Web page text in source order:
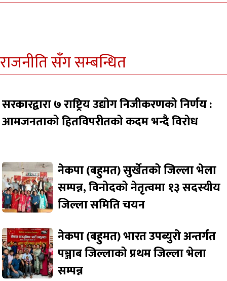
राजनीति सँग सम्बन्धित
सरकारद्वारा ७ राष्ट्रिय उद्योग निजीकरणको निर्णय :
आमजनताको हितविपरीतको कदम भन्दै विरोध
नेकपा (बहुमत) सुर्खेतको जिल्ला भेला
सम्पन्न, विनोदको नेतृत्वमा १३ सदस्यीय
जिल्ला समिति चयन
नेकपा (बहुमत) भारत उपब्युरो अन्तर्गत
पञ्जाब जिल्लाको प्रथम जिल्ला भेला
सम्पन्न